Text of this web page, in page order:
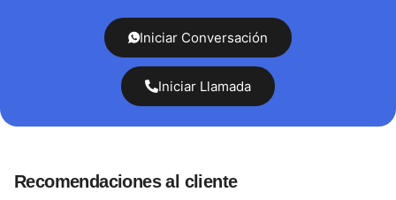
Iniciar Conversación
Iniciar Llamada
Recomendaciones al cliente